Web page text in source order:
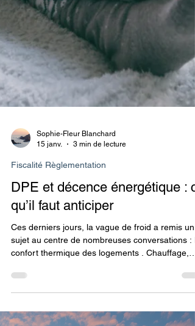
Sophie-Fleur Blanchard
15 janv.
3 min de lecture
Fiscalité Règlementation
DPE et décence énergétique :
qu’il faut anticiper
Ces derniers jours, la vague de froid a remis un
confort thermique des logements . Chauffage,